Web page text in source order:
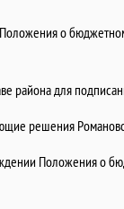
о
района для
решения
Положения о